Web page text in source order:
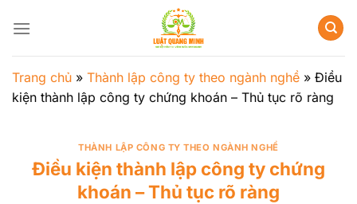
qua
dung
Trang chủ » Thành lập công ty theo ngành nghề » Điều
kiện thành lập công ty chứng khoán – Thủ tục rõ ràng
THÀNH LẬP CÔNG TY THEO NGÀNH NGHỀ
Điều kiện thành lập công ty chứng
khoán – Thủ tục rõ ràng